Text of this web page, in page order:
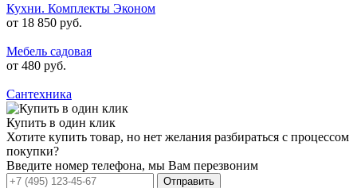
Кухни. Комплекты Эконом
от 18 850 руб.
Мебель садовая
от 480 руб.
Сантехника
Купить в один клик
Хотите купить товар, но нет желания разбираться с процессом
покупки?
Введите номер телефона, мы Вам перезвоним
Отправить